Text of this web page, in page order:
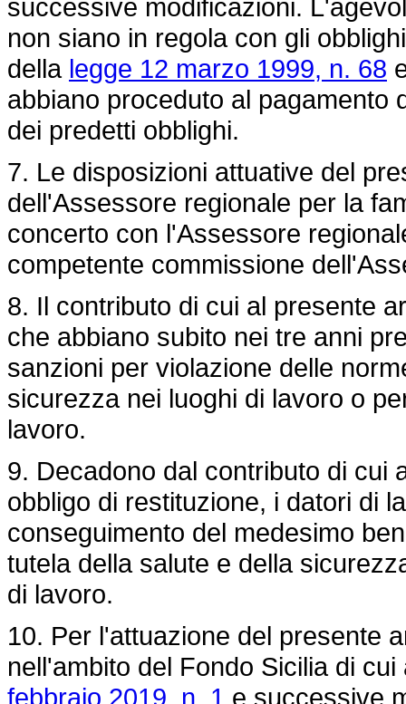
successive modificazioni.
non siano in regola con gli
della legge 12 marzo 1999, n. 68
abbiano proceduto al pagamento
dei predetti obblighi.
7. Le disposizioni attuative del
dell'Assessore regionale per la
concerto con l'Assessore
competente commissione
8. Il contributo di cui al presente
che abbiano subito nei tre anni
sanzioni per violazione delle
sicurezza nei luoghi di lavoro o
lavoro.
9. Decadono dal contributo di cui
obbligo di restituzione, i datori di
conseguimento del medesimo
tutela della salute e della
di lavoro.
10. Per l'attuazione del presente
nell'ambito del Fondo Sicilia di
febbraio 2019, n. 1 e successive